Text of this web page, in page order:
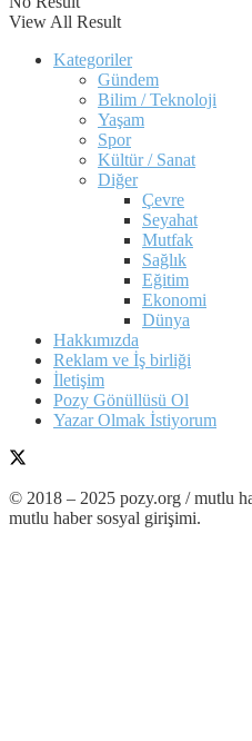
View All Result
Kategoriler
Gündem
Bilim / Teknoloji
Yaşam
Spor
Kültür / Sanat
Diğer
Çevre
Seyahat
Mutfak
Sağlık
Eğitim
Ekonomi
Dünya
Hakkımızda
Reklam ve İş birliği
İletişim
Pozy Gönüllüsü Ol
Yazar Olmak İstiyorum
© 2018 – 2025 pozy.org / mutlu
mutlu haber sosyal girişimi.